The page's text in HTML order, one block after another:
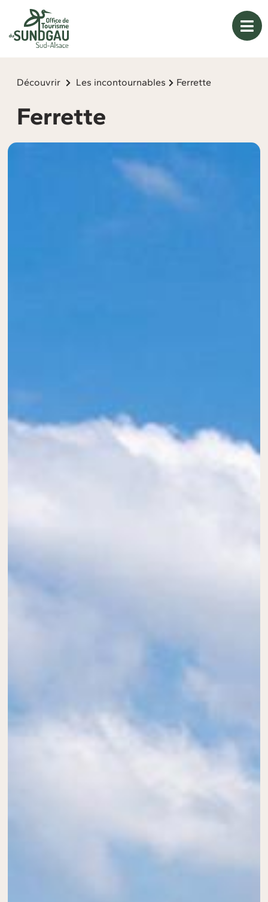
Découvrir Les incontournables Ferrette
Ferrette
Panneau de gestion des cookies